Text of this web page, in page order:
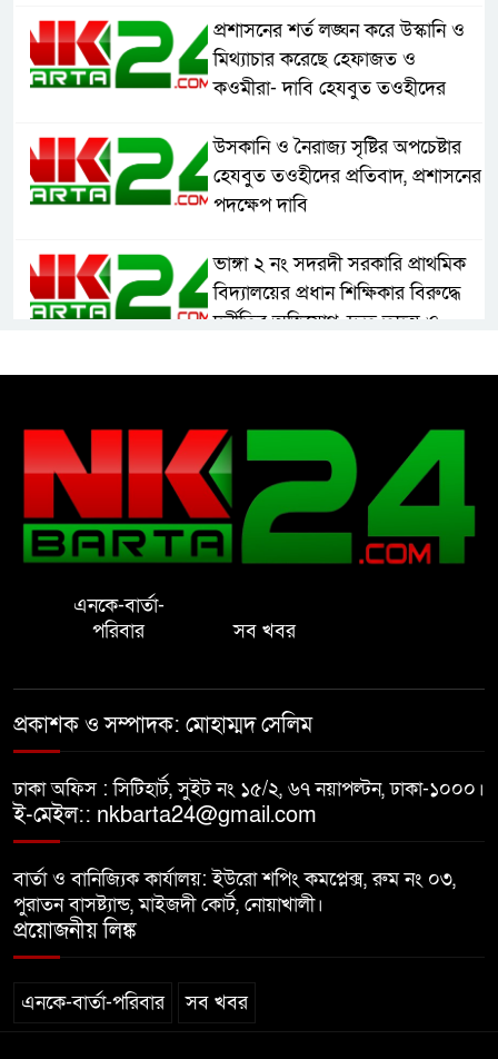
প্রশাসনের শর্ত লঙ্ঘন করে উস্কানি ও
মিথ্যাচার করেছে হেফাজত ও
কওমীরা- দাবি হেযবুত তওহীদের
উসকানি ও নৈরাজ্য সৃষ্টির অপচেষ্টার
হেযবুত তওহীদের প্রতিবাদ, প্রশাসনের
পদক্ষেপ দাবি
ভাঙ্গা ২ নং সদরদী সরকারি প্রাথমিক
বিদ্যালয়ের প্রধান শিক্ষিকার বিরুদ্ধে
দুর্নীতির অভিযোগ, দ্রুত তদন্ত ও
সেলিম
নোয়াখালীতে ইসলামী মহা-সমাবেশ
সফল করতে মতবিনিময় সভা
হাতে ধর্ষণের শিকার স্কুলছাত্রী
গভীর রাতে চাচীর ঘরে ভাতিজা,
পুরুষাঙ্গ কেটে উধাও চাচী
নোয়াখালীতে র‌্যাবের অভিযান: ২
চাঞ্চল্যকর হত্যা মামলার আসামিসহ
গ্রেপ্তার ৪
বাসি খাবার বিক্রির অভিযোগ, দুই
এনকে-বার্তা-
পরিবার
সব খবর
প্রকাশক ও সম্পাদক: মোহাম্মদ সেলিম
ঢাকা অফিস : সিটিহার্ট, সুইট নং ১৫/২, ৬৭ নয়াপল্টন, ঢাকা-১০০০।
ই-মেইল:: nkbarta24@gmail.com
বার্তা ও বানিজ্যিক কার্যালয়: ইউরো শপিং কমপ্লেক্স, রুম নং ০৩,
পুরাতন বাসষ্ট্যান্ড, মাইজদী কোর্ট, নোয়াখালী।
প্রয়োজনীয় লিঙ্ক
এনকে-বার্তা-পরিবার সব খবর